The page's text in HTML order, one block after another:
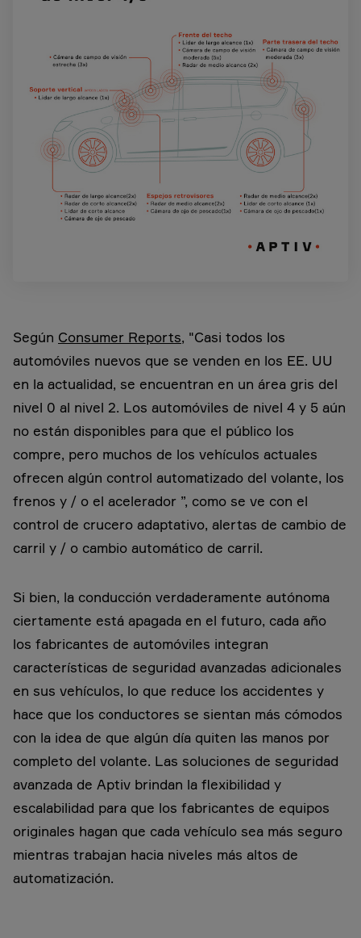
Según Consumer Reports, "Casi todos los
automóviles nuevos que se venden en los EE. UU
en la actualidad, se encuentran en un área gris del
nivel 0 al nivel 2. Los automóviles de nivel 4 y 5 aún
no están disponibles para que el público los
compre, pero muchos de los vehículos actuales
ofrecen algún control automatizado del volante, los
frenos y / o el acelerador ”, como se ve con el
control de crucero adaptativo, alertas de cambio de
carril y / o cambio automático de carril.
Si bien, la conducción verdaderamente autónoma
ciertamente está apagada en el futuro, cada año
los fabricantes de automóviles integran
características de seguridad avanzadas adicionales
en sus vehículos, lo que reduce los accidentes y
hace que los conductores se sientan más cómodos
con la idea de que algún día quiten las manos por
completo del volante. Las soluciones de seguridad
avanzada de Aptiv brindan la flexibilidad y
escalabilidad para que los fabricantes de equipos
originales hagan que cada vehículo sea más seguro
mientras trabajan hacia niveles más altos de
automatización.